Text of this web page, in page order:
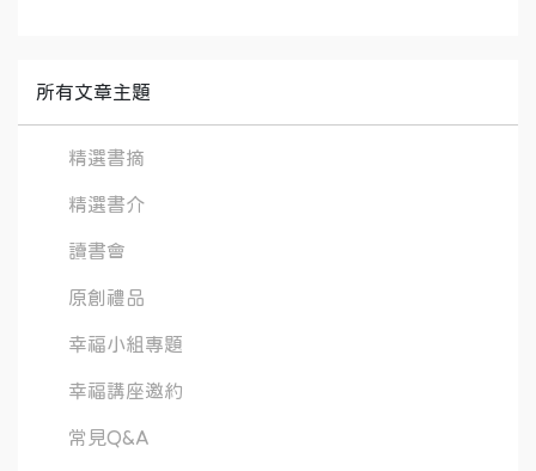
所有文章主題
精選書摘
精選書介
讀書會
原創禮品
幸福小組專題
幸福講座邀約
常見Q&A